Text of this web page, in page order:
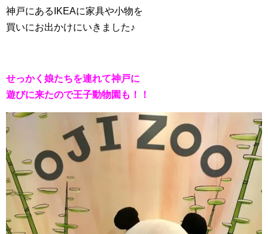
神戸にあるIKEAに家具や小物を
買いにお出かけにいきました♪
せっかく娘たちを連れて神戸に
遊びに来たので王子動物園も！！